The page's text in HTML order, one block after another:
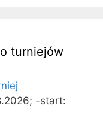
turniejów
-start: